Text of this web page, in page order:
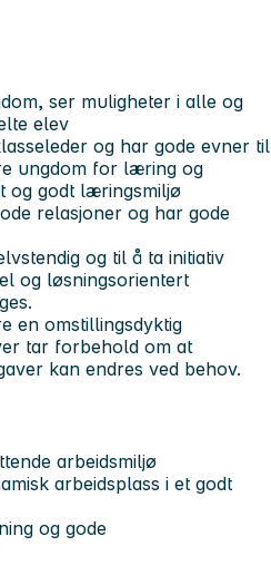
ser muligheter i alle og
elev
og har gode evner til
ungdom for læring og
og godt læringsmiljø
relasjoner og har gode
og til å ta initiativ
og løsningsorientert
en omstillingsdyktig
tar forbehold om at
kan endres ved behov.
arbeidsmiljø
arbeidsplass i et godt
og gode